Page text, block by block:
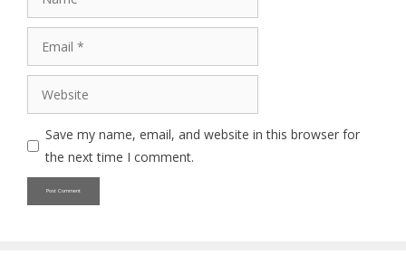
Website
Save my name, email, and website in this browser for
the next time I comment.